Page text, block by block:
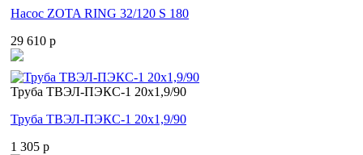
Насос ZOTA RING 32/120 S 180
29 610 p
Труба ТВЭЛ-ПЭКС-1 20x1,9/90
Труба ТВЭЛ-ПЭКС-1 20x1,9/90
1 305 p